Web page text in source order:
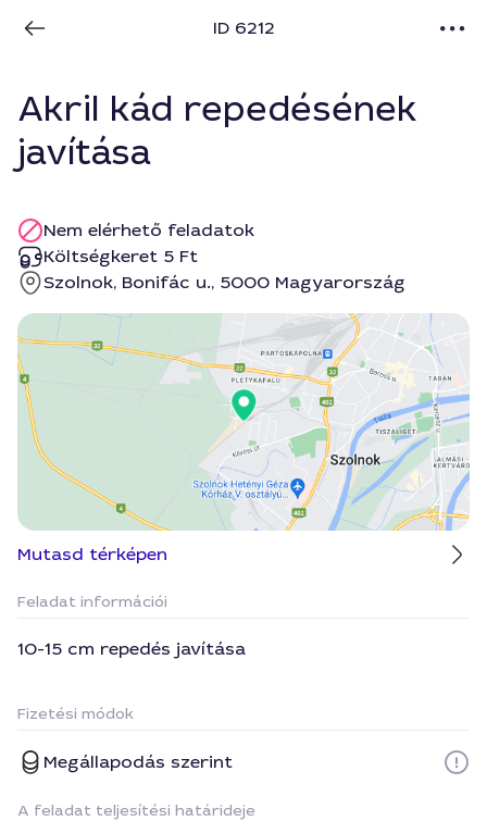
ID 6212
Akril kád repedésének
javítása
Nem elérhető feladatok
Költségkeret 5 Ft
Szolnok, Bonifác u., 5000 Magyarország
Mutasd térképen
Feladat információi
10-15 cm repedés javítása
Fizetési módok
Megállapodás szerint
A feladat teljesítési határideje